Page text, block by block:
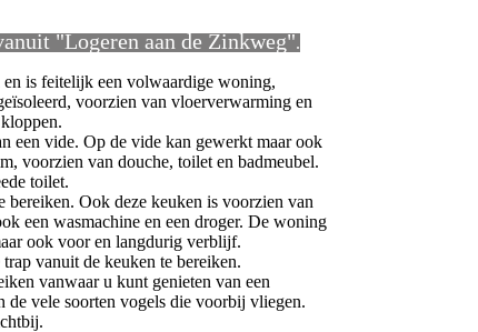
"Logeren aan de Zinkweg".
is feitelijk een volwaardige woning,
voorzien van vloerverwarming en
een vide. Op de vide kan gewerkt maar ook
voorzien van douche, toilet en badmeubel.
toilet.
bereiken. Ook deze keuken is voorzien van
een wasmachine en een droger. De woning
ook voor en langdurig verblijf.
vanuit de keuken te bereiken.
vanwaar u kunt genieten van een
vele soorten vogels die voorbij vliegen.